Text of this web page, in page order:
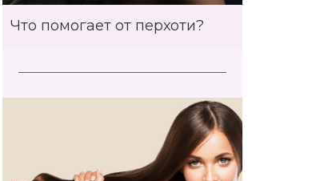
Что помогает от перхоти?